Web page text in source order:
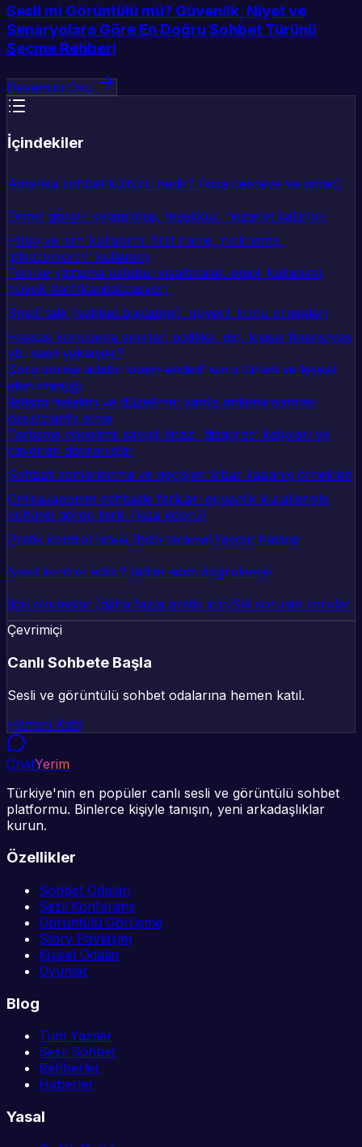
Sesli mi Görüntülü mü? Güvenlik, Niyet ve
Senaryolara Göre En Doğru Sohbet Türünü
Seçme Rehberi
Devamını Oku
İçindekiler
Amerika sohbet kültürü nedir? (kısa çerçeve ve amaç)
Temel görgü: selamlama, teşekkür, nezaket kalıpları
Hitap ve isim kullanımı: first name, nickname,
‘please/sorry’ kullanımı
Ton ve yazışma üslubu: kısaltmalar, emoji kullanımı,
büyük harf/kapitalizasyon
Small talk (sohbet başlatma): güvenli konu örnekleri
Hassas konularda sınırlar: politika, din, kişisel finans/yaş
vb. nasıl yaklaşılır?
Soru sorma adabı: ‘open-ended’ soru türleri ve kişisel
alan mantığı
İletişim hataları ve düzeltme: yanlış anlama sonrası
özür/clarify etme
Tartışma yönetimi: saygılı itiraz, ‘disagree’ kalıpları ve
caydıran davranışlar
Sohbeti sonlandırma ve geçişler: kibar kapanış örnekleri
Online/anonim sohbetle farklar: güvenlik kurallarıyla
kültürel görgü farkı (kısa köprü)
Pratik kontrol listesi (hızlı tarama)Yaygın hatalar
Nasıl kontrol edilir? (adım adım doğrulama)
İlgili okumalar (daha fazla pratik için)Sık sorulan sorular
Çevrimiçi
Canlı Sohbete Başla
Sesli ve görüntülü sohbet odalarına hemen katıl.
Hemen Katıl
ChatYerim
Türkiye'nin en popüler canlı sesli ve görüntülü sohbet
platformu. Binlerce kişiyle tanışın, yeni arkadaşlıklar
kurun.
Özellikler
Sohbet Odaları
Sesli Konferans
Görüntülü Görüşme
Story Paylaşım
Kişisel Odalar
Oyunlar
Blog
Tüm Yazılar
Sesli Sohbet
Rehberler
Haberler
Yasal